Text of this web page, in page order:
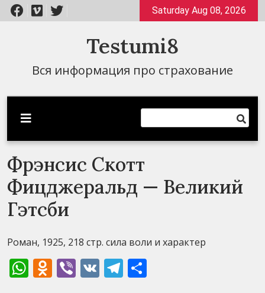
Перейти
к
Saturday Aug 08, 2026
Testumi8
Вся информация про страхование
Фрэнсис Скотт
Фицджеральд — Великий
Гэтсби
Роман, 1925, 218 стр. сила воли и характер
WhatsApp
Odnoklassniki
Viber
VK Telegram